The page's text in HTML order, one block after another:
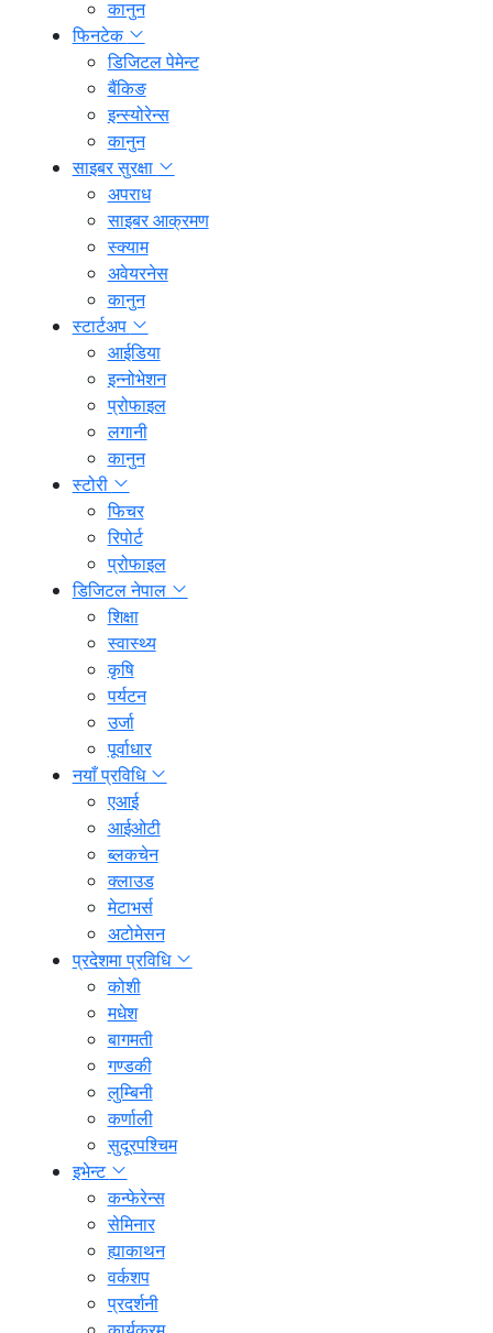
कानुन
फिनटेक
डिजिटल पेमेन्ट
बैंकिङ
इन्स्योरेन्स
कानुन
साइबर सुरक्षा
अपराध
साइबर आक्रमण
स्क्याम
अवेयरनेस
कानुन
स्टार्टअप
आईडिया
इन्नोभेशन
प्रोफाइल
लगानी
कानुन
स्टोरी
फिचर
रिपोर्ट
प्रोफाइल
डिजिटल नेपाल
शिक्षा
स्वास्थ्य
कृषि
पर्यटन
उर्जा
पूर्वाधार
नयाँ प्रविधि
एआई
आईओटी
ब्लकचेन
क्लाउड
मेटाभर्स
अटोमेसन
प्रदेशमा प्रविधि
कोशी
मधेश
बागमती
गण्डकी
लुम्बिनी
कर्णाली
सुदूरपश्चिम
इभेन्ट
कन्फेरेन्स
सेमिनार
ह्याकाथन
वर्कशप
प्रदर्शनी